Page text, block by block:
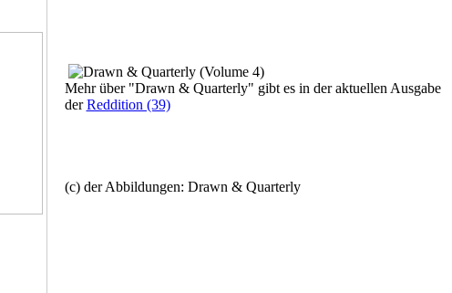
Mehr über "Drawn & Quarterly" gibt es in der aktuellen Ausgabe
derReddition (39)
(c) der Abbildungen: Drawn & Quarterly